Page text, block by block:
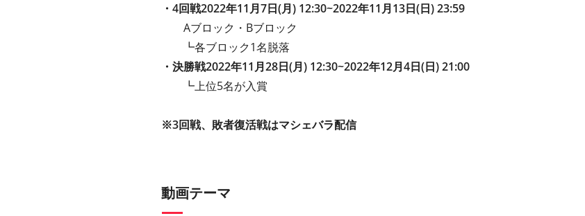
・4回戦2022年11月7日(月) 12:30~2022年11月13日(日) 23:59
Aブロック・Bブロック
┗各ブロック1名脱落
・決勝戦2022年11月28日(月) 12:30~2022年12月4日(日) 21:00
┗上位5名が入賞
※3回戦、敗者復活戦はマシェバラ配信
動画テーマ